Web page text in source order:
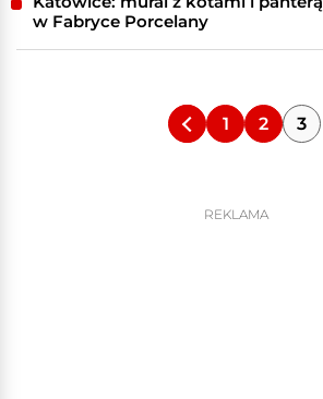
w Fabryce Porcelany
1 2 3
REKLAMA